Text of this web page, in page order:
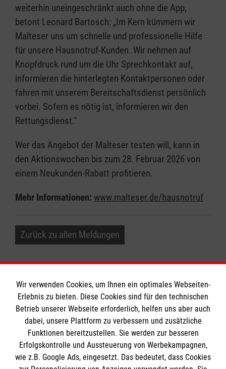
weiterhin uneingeschränkt auch ohne die App,
betont Leonard Bartosch: „Im Kern kümmern wir
Malteser uns um schnelle und professionelle Hilfe
für unsere Hausnotruf-Kunden. Wir nehmen auf
Knopfdruck rund um die Uhr Sprechkontakt auf,
informieren die hinterlegten Kontaktpersonen oder
fahren mit unserem Bereitschaftsdienst persönlich
vorbei. Sofern es nötig ist, informieren wir den
Rettungsdienst.“
Wer das Angebot der Malteser testen will, kann in
den Aktionswochen bis zum 28. Februar 2026 von
einem Neukunden-Rabatt profitieren.
Mehr Informationen: www.malteser.de/hausnotruf
Zurück zu allen Meldungen
Informationen
Impressum
Datenschutz
Die Malteser
Wir verwenden Cookies, um Ihnen ein optimales Webseiten-
Erlebnis zu bieten. Diese Cookies sind für den technischen
Betrieb unserer Webseite erforderlich, helfen uns aber auch
dabei, unsere Plattform zu verbessern und zusätzliche
Funktionen bereitzustellen. Sie werden zur besseren
Erfolgskontrolle und Aussteuerung von Werbekampagnen,
wie z.B. Google Ads, eingesetzt. Das bedeutet, dass Cookies